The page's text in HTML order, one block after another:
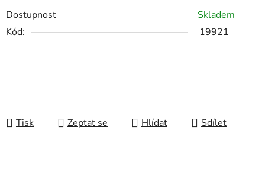
Dostupnost
Skladem
Kód:
19921
Tisk Zeptat se Hlídat Sdílet